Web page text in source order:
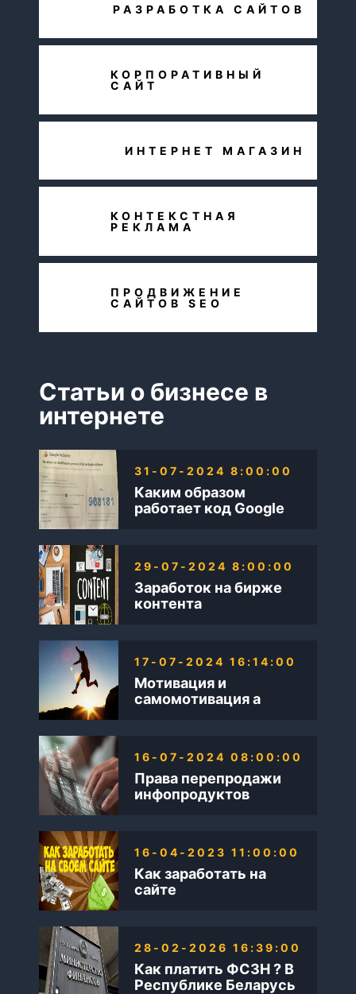
РАЗРАБОТКА САЙТОВ
КОРПОРАТИВНЫЙ
САЙТ
ИНТЕРНЕТ МАГАЗИН
КОНТЕКСТНАЯ
РЕКЛАМА
ПРОДВИЖЕНИЕ
САЙТОВ SEO
Статьи о бизнесе в
интернете
Каким образом
работает код Google
31-07-2024 8:00:00
Заработок на бирже
контента
29-07-2024 8:00:00
Мотивация и
самомотивация а
17-07-2024 16:14:00
Права перепродажи
инфопродуктов
16-07-2024 08:00:00
Как заработать на
сайте
16-04-2023 11:00:00
Как платить ФСЗН ? В
Республике Беларусь
28-02-2026 16:39:00